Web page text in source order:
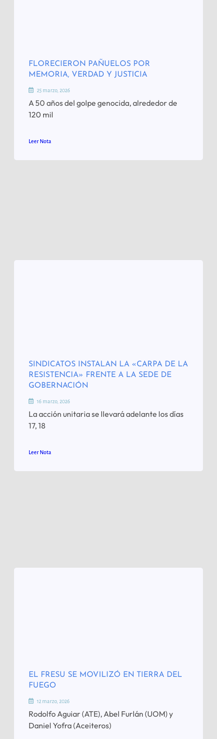
FLORECIERON PAÑUELOS POR
MEMORIA, VERDAD Y JUSTICIA
25 marzo, 2026
A 50 años del golpe genocida, alrededor de
120 mil
Leer Nota
SINDICATOS INSTALAN LA «CARPA DE LA
RESISTENCIA» FRENTE A LA SEDE DE
GOBERNACIÓN
16 marzo, 2026
La acción unitaria se llevará adelante los días
17, 18
Leer Nota
EL FRESU SE MOVILIZÓ EN TIERRA DEL
FUEGO
12 marzo, 2026
Rodolfo Aguiar (ATE), Abel Furlán (UOM) y
Daniel Yofra (Aceiteros)